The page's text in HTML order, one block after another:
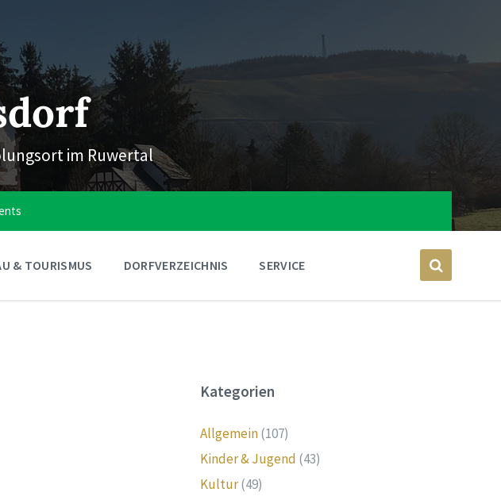
im Ruwertal
& TOURISMUS DORFVERZEICHNIS SERVICE
Kategorien
Allgemein(107)
Kinder & Jugend (43)
Kultur(49)